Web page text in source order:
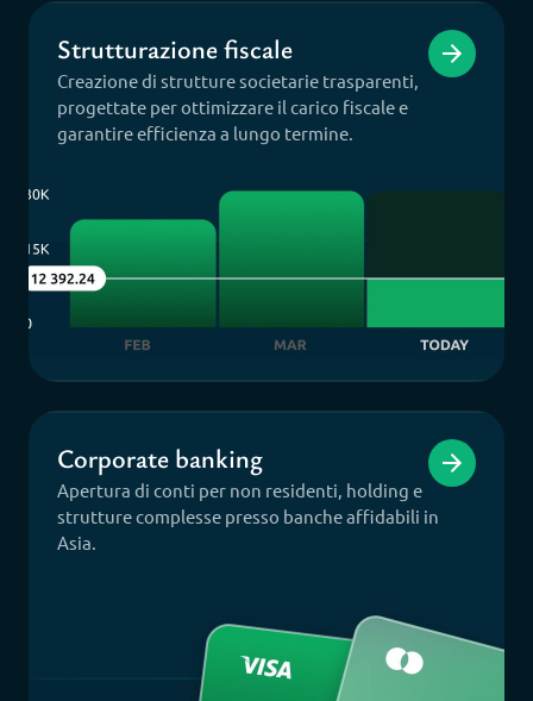
Strutturazione fiscale
Creazione di strutture societarie trasparenti,
progettate per ottimizzare il carico fiscale e
garantire efficienza a lungo termine.
Corporate banking
Apertura di conti per non residenti, holding e
strutture complesse presso banche affidabili in
Asia.